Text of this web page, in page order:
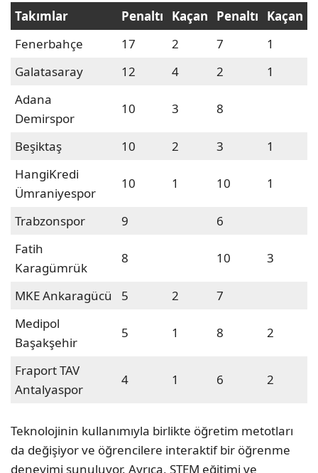
Takımlar Penaltı Kaçan Penaltı
Kaçan
Fenerbahçe
17 2 7
1
Galatasaray
12 4 2
1
Adana
Demirspor
10 3 8
Beşiktaş 10 2 3
1
HangiKredi
Ümraniyespor
10 1 10 1
Trabzonspor 9
6
Fatih
Karagümrük
8 10 3
MKE Ankaragücü 5 2
7
Medipol
Başakşehir
5 1 8 2
Fraport TAV
Antalyaspor
4 1 6 2
Teknolojinin kullanımıyla birlikte öğretim metotları
da değişiyor ve öğrencilere interaktif bir öğrenme
deneyimi sunuluyor. Ayrıca, STEM eğitimi ve